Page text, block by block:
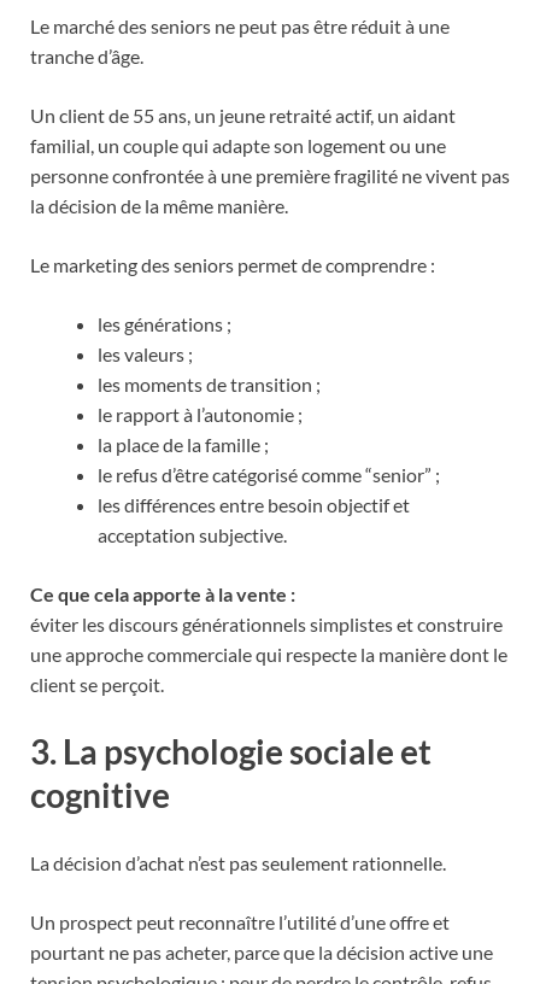
Le marché des seniors ne peut pas être réduit à une
tranche d’âge.
Un client de 55 ans, un jeune retraité actif, un aidant
familial, un couple qui adapte son logement ou une
personne confrontée à une première fragilité ne vivent pas
la décision de la même manière.
Le marketing des seniors permet de comprendre :
les générations ;
les valeurs ;
les moments de transition ;
le rapport à l’autonomie ;
la place de la famille ;
le refus d’être catégorisé comme “senior” ;
les différences entre besoin objectif et
acceptation subjective.
Ce que cela apporte à la vente :
éviter les discours générationnels simplistes et construire
une approche commerciale qui respecte la manière dont le
client se perçoit.
3. La psychologie sociale et
cognitive
La décision d’achat n’est pas seulement rationnelle.
Un prospect peut reconnaître l’utilité d’une offre et
pourtant ne pas acheter, parce que la décision active une